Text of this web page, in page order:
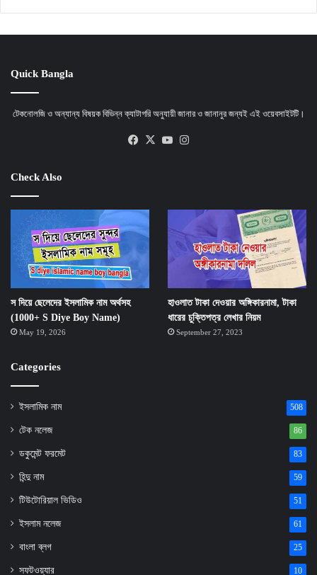
Quick Bangla
টেকনোলজি ও অন্যান্য বিষয়ক বিভিন্ন ক্যাটাগরি অনুযায়ী জানার ও জানানুর জন্যই এই ওয়েবসাইটটি।
Facebook
X YouTube
Check Also
স দিয়ে ছেলেদের ইসলামিক নাম অর্থসহ
(1000+ S Diye Boy Name)
May 19, 2026
হাওলাত টাকা দেওয়ার অঙ্গিকারনামা, টাকা
ধারের চুক্তিপত্র লেখার নিয়ম
September 27, 2023
Categories
ইসলামিক নাম 508
টেক নলেজ 86
ডকুমেন্ট ফরমেট 83
হিন্দু নাম 59
টিউটোরিয়াল ভিডিও 51
ইসলাম নলেজ 61
বাংলা ব্লগ 25
সফটওয়্যার 10